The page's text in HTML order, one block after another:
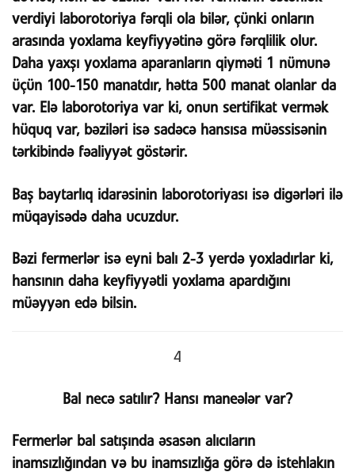
verdiyi laborotoriya fərqli ola bilər, çünki onların
arasında yoxlama keyfiyyətinə görə fərqlilik olur.
Daha yaxşı yoxlama aparanların qiyməti 1 nümunə
üçün 100-150 manatdır, hətta 500 manat olanlar da
var. Elə laborotoriya var ki, onun sertifikat vermək
hüquq var, bəziləri isə sadəcə hansısa müəssisənin
tərkibində fəaliyyət göstərir.
Baş baytarlıq idarəsinin laborotoriyası isə digərləri ilə
müqayisədə daha ucuzdur.
Bəzi fermerlər isə eyni balı 2-3 yerdə yoxladırlar ki,
hansının daha keyfiyyətli yoxlama apardığını
müəyyən edə bilsin.
4
Bal necə satılır? Hansı maneələr var?
Fermerlər bal satışında əsasən alıcıların
inamsızlığından və bu inamsızlığa görə də istehlakın